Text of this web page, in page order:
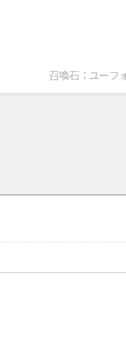
召喚石：ユ